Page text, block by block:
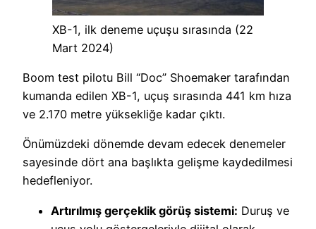
XB-1, ilk deneme uçuşu sırasında (22
Mart 2024)
Boom test pilotu Bill “Doc” Shoemaker tarafından
kumanda edilen XB-1, uçuş sırasında 441 km hıza
ve 2.170 metre yüksekliğe kadar çıktı.
Önümüzdeki dönemde devam edecek denemeler
sayesinde dört ana başlıkta gelişme kaydedilmesi
hedefleniyor.
Artırılmış gerçeklik görüş sistemi: Duruş ve